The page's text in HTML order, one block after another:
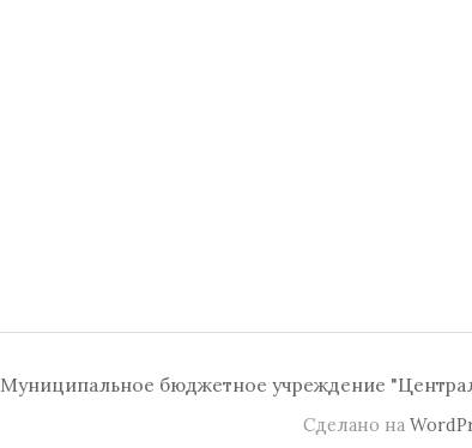
Муниципальное бюджетное учреждение
Сделано на